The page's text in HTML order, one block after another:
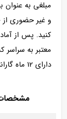
مبلغی به
و غیر حضوری
کنید. پس از
معتبر به
دارای 12 ماه گارانتی و 5 سال خدمات پس از فروش می باشد.
مشخصات